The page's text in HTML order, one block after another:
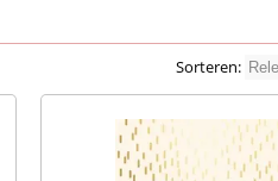
Sorteren: